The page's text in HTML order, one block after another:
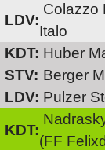
LDV:
Colazzo
Italo
KDT: Huber
STV: Berger
LDV: Pulzer
KDT:
(FF